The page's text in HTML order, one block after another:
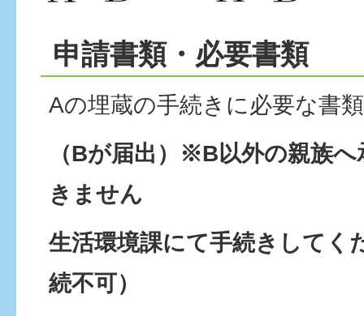
申請書類・必要書類
Aの埋蔵の手続きに必要な書類
（Bが届出）※B以外の親族
きません
生活環境課にて手続きしてく
続不可）